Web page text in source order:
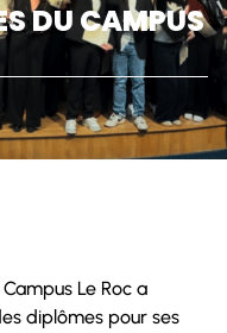
DU CAMPUS
Le Roc a
diplômes pour ses